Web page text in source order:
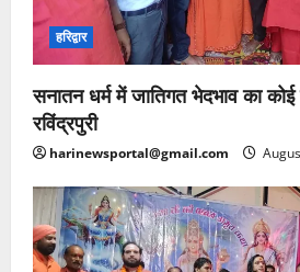
हरिद्वार
सनातन धर्म में जातिगत भेदभाव का
रविंद्रपुरी
harinewsportal@gmail.com